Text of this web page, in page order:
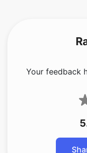
Your feedback